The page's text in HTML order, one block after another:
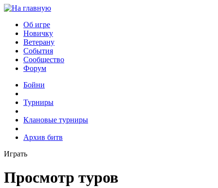
Об игре
Новичку
Ветерану
События
Сообщество
Форум
Бойни
Турниры
Клановые турниры
Архив битв
Играть
Просмотр туров